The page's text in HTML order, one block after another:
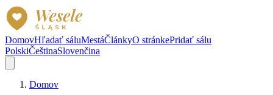
DomovHľadať sáluMestáČlánkyO stránkePridať sálu
PolskiČeštinaSlovenčina
Domov